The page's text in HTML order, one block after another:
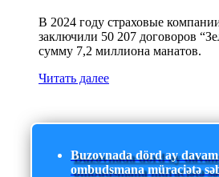
В 2024 году страховые
заключили 50 207 договоров
сумму 7,2 миллиона манатов.
Читать далее
Buzovnada dörd ay
ombudsmana müraciətə